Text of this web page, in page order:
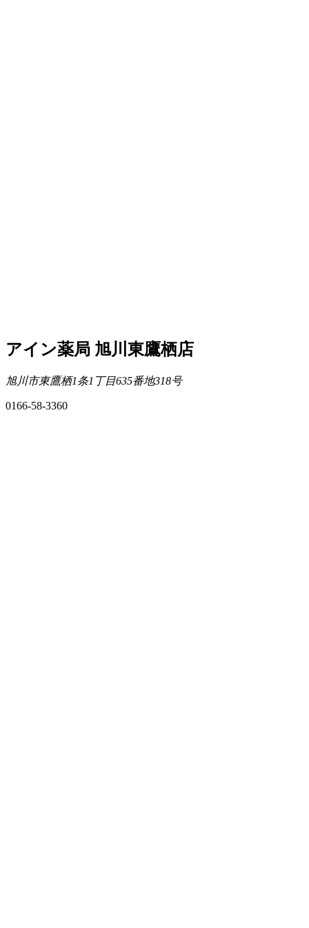
アイン薬局 旭川東鷹栖店
旭川市東鷹栖1条1丁目635番地318号
0166-58-3360